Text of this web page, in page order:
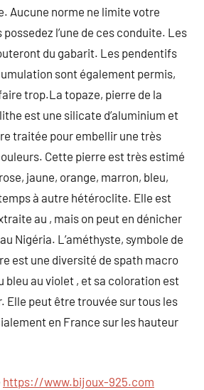
Aucune norme ne limite votre
l’une de ces conduite. Les
du gabarit. Les pendentifs
sont également permis,
trop.La topaze, pierre de la
est une silicate d’aluminium et
traitée pour embellir une très
Cette pierre est très estimé
jaune, orange, marron, bleu,
à autre hétéroclite. Elle est
au , mais on peut en dénicher
Nigéria. L’améthyste, symbole de
est une diversité de spath macro
bleu au violet , et sa coloration est
Elle peut être trouvée sur tous les
en France sur les hauteur
https://www.bijoux-925.com